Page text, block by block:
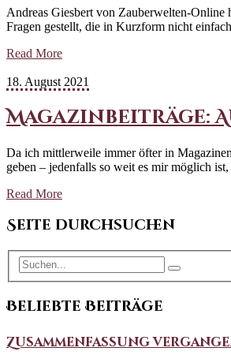
Andreas Giesbert von Zauberwelten-Online
Fragen gestellt, die in Kurzform nicht
Read More
18. August 2021
Magazinbeiträge:
Da ich mittlerweile immer öfter in
geben – jedenfalls so weit es mir möglich
Read More
Seite durchsuchen
Beliebte Beiträge
Zusammenfassung